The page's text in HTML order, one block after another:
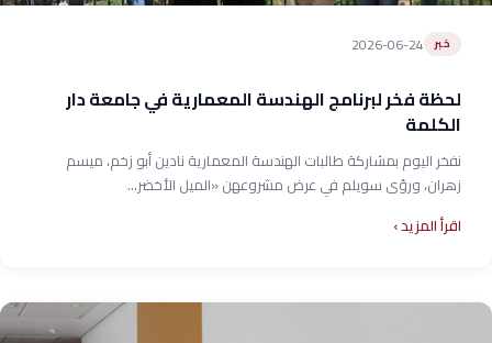
خبر 2026-06-24
لحظة فخر لبرنامج الهندسة المعمارية في جامعة دار
الكلمة
نفخر اليوم بمشاركة طالبات الهندسة المعمارية نادين أبو زخم، ميسم
زهران، ورؤى سويلم في عرض مشروعهن «الميل الأخضر...
اقرأ المزيد